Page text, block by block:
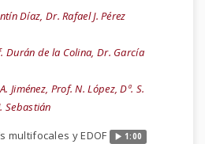
Díaz, Dr. Rafael J. Pérez
Durán de la Colina, Dr. García
Jiménez, Prof. N. López, Dª. S.
Sebastián
multifocales y EDOF
1:00